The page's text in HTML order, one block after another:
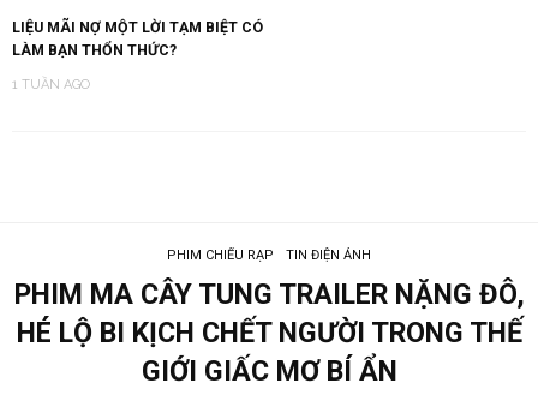
LIỆU MÃI NỢ MỘT LỜI TẠM BIỆT CÓ
LÀM BẠN THỔN THỨC?
1 TUẦN AGO
PHIM CHIẾU RẠP TIN ĐIỆN ẢNH
PHIM MA CÂY TUNG TRAILER NẶNG ĐÔ,
HÉ LỘ BI KỊCH CHẾT NGƯỜI TRONG THẾ
GIỚI GIẤC MƠ BÍ ẨN